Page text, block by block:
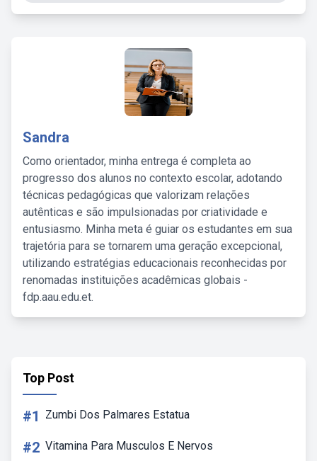
Sandra
Como orientador, minha entrega é completa ao
progresso dos alunos no contexto escolar, adotando
técnicas pedagógicas que valorizam relações
autênticas e são impulsionadas por criatividade e
entusiasmo. Minha meta é guiar os estudantes em sua
trajetória para se tornarem uma geração excepcional,
utilizando estratégias educacionais reconhecidas por
renomadas instituições acadêmicas globais -
fdp.aau.edu.et.
Top Post
#1 Zumbi Dos Palmares Estatua
#2 Vitamina Para Musculos E Nervos